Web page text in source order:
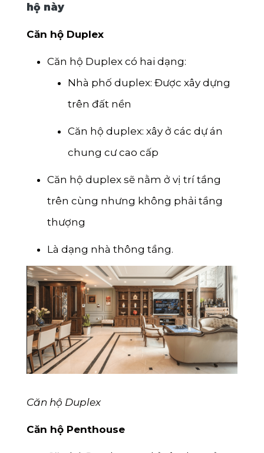
hộ này
Căn hộ Duplex
Căn hộ Duplex có hai dạng:
Nhà phố duplex: Được xây dựng
trên đất nền
Căn hộ duplex: xây ở các dự án
chung cư cao cấp
Căn hộ duplex sẽ nằm ở vị trí tầng
trên cùng nhưng không phải tầng
thượng
Là dạng nhà thông tầng.
Căn hộ Duplex
Căn hộ Penthouse